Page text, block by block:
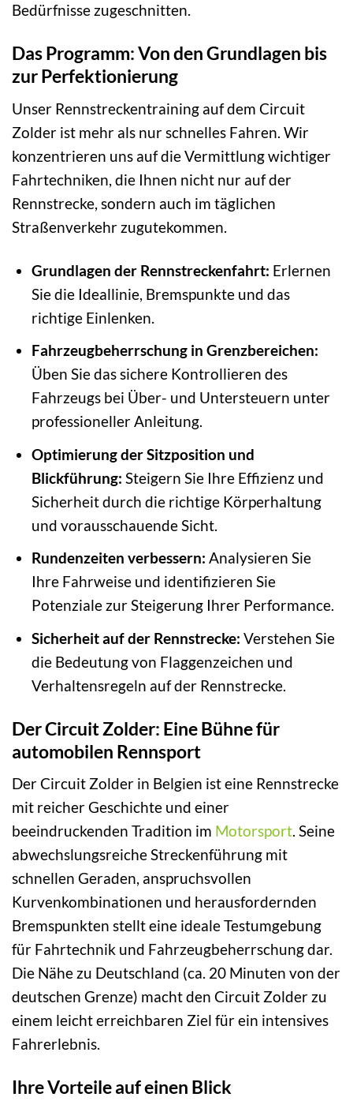
Bedürfnisse zugeschnitten.
Das Programm: Von den Grundlagen bis
zur Perfektionierung
Unser Rennstreckentraining auf dem Circuit
Zolder ist mehr als nur schnelles Fahren. Wir
konzentrieren uns auf die Vermittlung wichtiger
Fahrtechniken, die Ihnen nicht nur auf der
Rennstrecke, sondern auch im täglichen
Straßenverkehr zugutekommen.
Grundlagen der Rennstreckenfahrt: Erlernen
Sie die Ideallinie, Bremspunkte und das
richtige Einlenken.
Fahrzeugbeherrschung in Grenzbereichen:
Üben Sie das sichere Kontrollieren des
Fahrzeugs bei Über- und Untersteuern unter
professioneller Anleitung.
Optimierung der Sitzposition und
Blickführung: Steigern Sie Ihre Effizienz und
Sicherheit durch die richtige Körperhaltung
und vorausschauende Sicht.
Rundenzeiten verbessern: Analysieren Sie
Ihre Fahrweise und identifizieren Sie
Potenziale zur Steigerung Ihrer Performance.
Sicherheit auf der Rennstrecke: Verstehen Sie
die Bedeutung von Flaggenzeichen und
Verhaltensregeln auf der Rennstrecke.
Der Circuit Zolder: Eine Bühne für
automobilen Rennsport
Der Circuit Zolder in Belgien ist eine Rennstrecke
mit reicher Geschichte und einer
beeindruckenden Tradition im Motorsport. Seine
abwechslungsreiche Streckenführung mit
schnellen Geraden, anspruchsvollen
Kurvenkombinationen und herausfordernden
Bremspunkten stellt eine ideale Testumgebung
für Fahrtechnik und Fahrzeugbeherrschung dar.
Die Nähe zu Deutschland (ca. 20 Minuten von der
deutschen Grenze) macht den Circuit Zolder zu
einem leicht erreichbaren Ziel für ein intensives
Fahrerlebnis.
Ihre Vorteile auf einen Blick